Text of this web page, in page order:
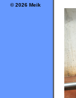
© 2026 Meik